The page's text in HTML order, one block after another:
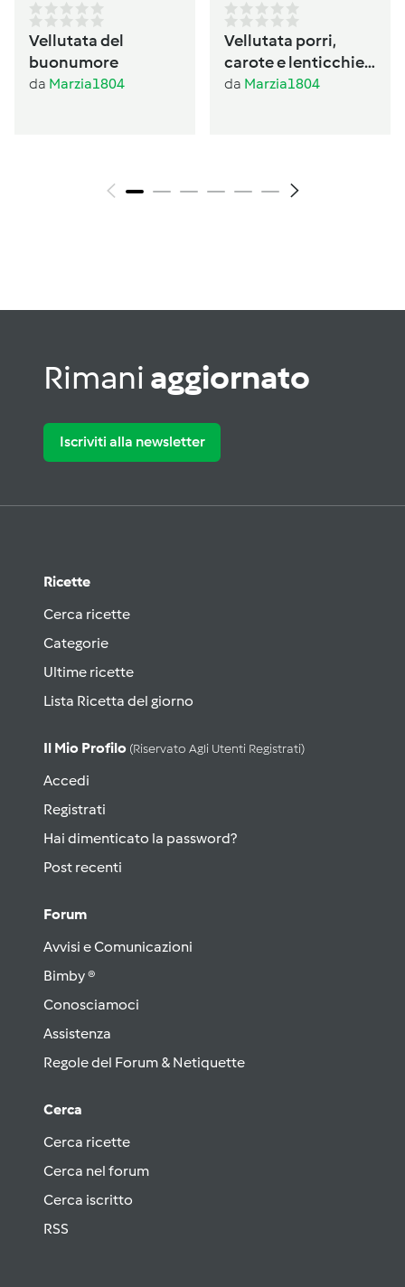
Vellutata del
buonumore
da Marzia1804
Vellutata porri,
carote e lenticchie
al profumo di
da Marzia1804
Rimani aggiornato
Iscriviti alla newsletter
Ricette
Cerca ricette
Categorie
Ultime ricette
Lista Ricetta del giorno
Il Mio Profilo (riservato Agli Utenti Registrati)
Accedi
Registrati
Hai dimenticato la password?
Post recenti
Forum
Avvisi e Comunicazioni
Bimby ®
Conosciamoci
Assistenza
Regole del Forum & Netiquette
Cerca
Cerca ricette
Cerca nel forum
Cerca iscritto
RSS